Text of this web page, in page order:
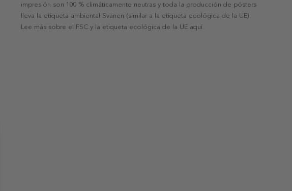
impresión son 100 % climáticamente neutras y toda la producción de pósters
lleva la etiqueta ambiental Svanen (similar a la etiqueta ecológica de la UE).
Lee más sobre el FSC y la etiqueta ecológica de la UE aquí.